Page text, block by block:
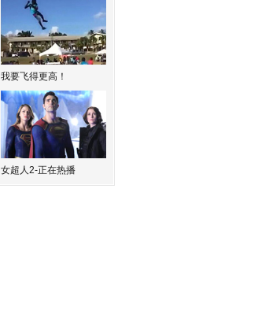
我要飞得更高！
女超人2-正在热播